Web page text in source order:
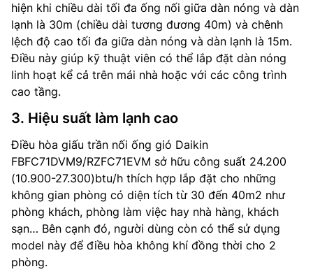
hiện khi chiều dài tối đa ống nối giữa dàn nóng và dàn
lạnh là 30m (chiều dài tương đương 40m) và chênh
lệch độ cao tối đa giữa dàn nóng và dàn lạnh là 15m.
Điều này giúp kỹ thuật viên có thể lắp đặt dàn nóng
linh hoạt kể cả trên mái nhà hoặc với các công trình
cao tầng.
3. Hiệu suất làm lạnh cao
Điều hòa giấu trần nối ống gió Daikin
FBFC71DVM9/RZFC71EVM sở hữu công suất 24.200
(10.900-27.300)btu/h thích hợp lắp đặt cho những
không gian phòng có diện tích từ 30 đến 40m2 như
phòng khách, phòng làm việc hay nhà hàng, khách
sạn… Bên cạnh đó, người dùng còn có thể sử dụng
model này để điều hòa không khí đồng thời cho 2
phòng.